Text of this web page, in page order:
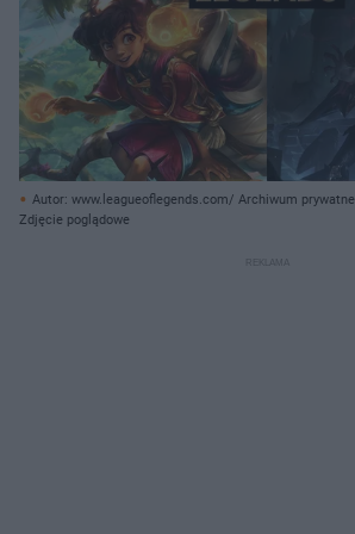
Autor: www.leagueoflegends.com/ Archiwum prywatne
Zdjęcie poglądowe